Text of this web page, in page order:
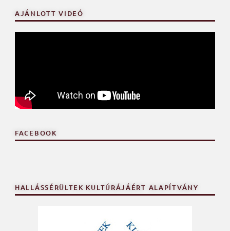
AJÁNLOTT VIDEÓ
FACEBOOK
HALLÁSSÉRÜLTEK KULTÚRÁJÁÉRT ALAPÍTVÁNY